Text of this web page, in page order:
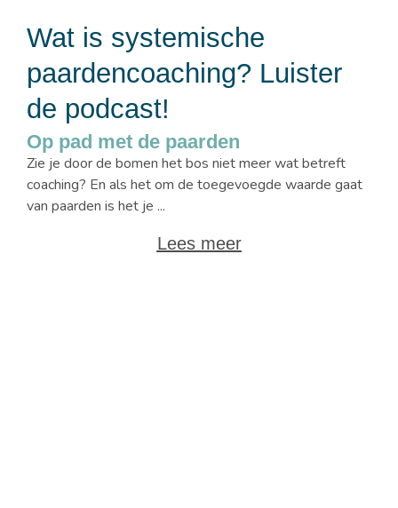
Op pad met de paarden
Wat is systemische
paardencoaching? Luister
de podcast!
Zie je door de bomen het bos niet meer wat betreft
coaching? En als het om de toegevoegde waarde gaat
van paarden is het je ...
Lees meer